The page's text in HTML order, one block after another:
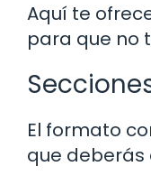
Aquí te
para que no
El formato
que